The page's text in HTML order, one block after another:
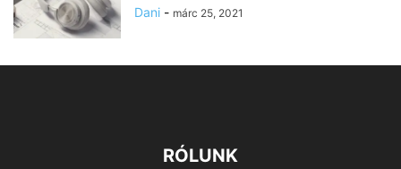
Dani - márc 25, 2021
RÓLUNK